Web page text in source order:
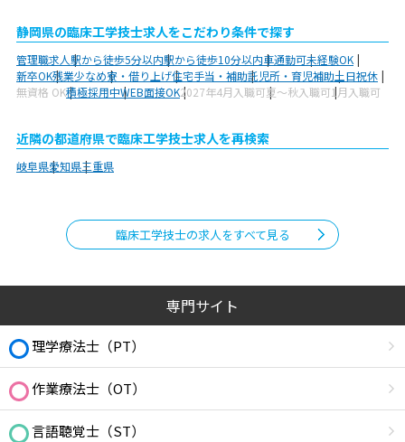
静岡県の臨床工学技士求人をこだわり条件で探す
管理職求人駅から徒歩5分以内駅から徒歩10分以内車通勤可未経験OK
新卒OK残業少なめ寮・借り上げ住宅手当・補助託児所・育児補助土日祝休
無資格 OK積極採用中WEB面接OK2027年4月入職可夏～秋入職可1月入職可
近隣の都道府県で臨床工学技士求人を再検索
岐阜県愛知県三重県
臨床工学技士の求人をすべて見る
専門サイト
理学療法士（PT）
作業療法士（OT）
言語聴覚士（ST）